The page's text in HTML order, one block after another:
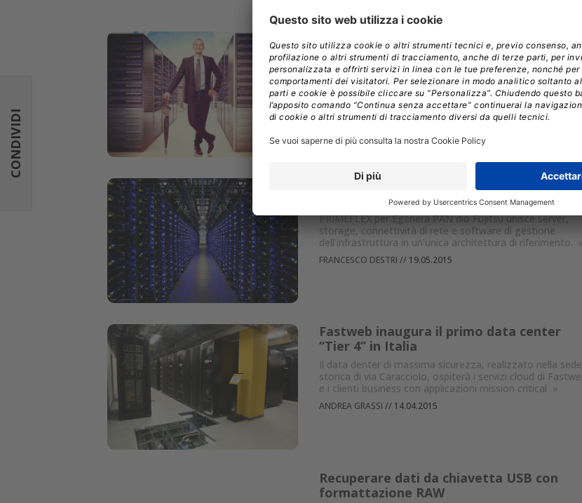
Nuova strategia di prezzo per MAX
MAX Backup diventa la prima soluzione completa per il
disaster recovery di server e workstation contabilizzata
per ogni singolo dispositivo.»
FRANCESCO DESTRI//10.06.2015
Fujitsu punta al Disaster Recovery con
PRIMEFLEX per Egenera PAN
PRIMEFLEX per Egenera PAN dio Fujitsu unisce server,
storage, connettività di rete e software di gestione
dell'infrastruttura in un’unica architettura di riferimento. »
FRANCESCO DESTRI // 19.05.2015
Fastweb inaugura il primo data center
“Tier 4” in Italia
Il data denter di massima sicurezza, realizzato nella sede
storica di via Caracciolo, ospiterà i servizi cloud di
e i clienti business con applicazioni mission critical »
ANDREA GRASSI // 14.04.2015
Recuperare dati da chiavetta USB con
formattazione RAW
CONDIVIDI